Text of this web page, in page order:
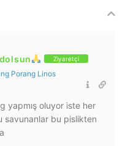
Ziyaretçi
Porang Linos
yapmış oluyor iste her
savunanlar bu pislikten